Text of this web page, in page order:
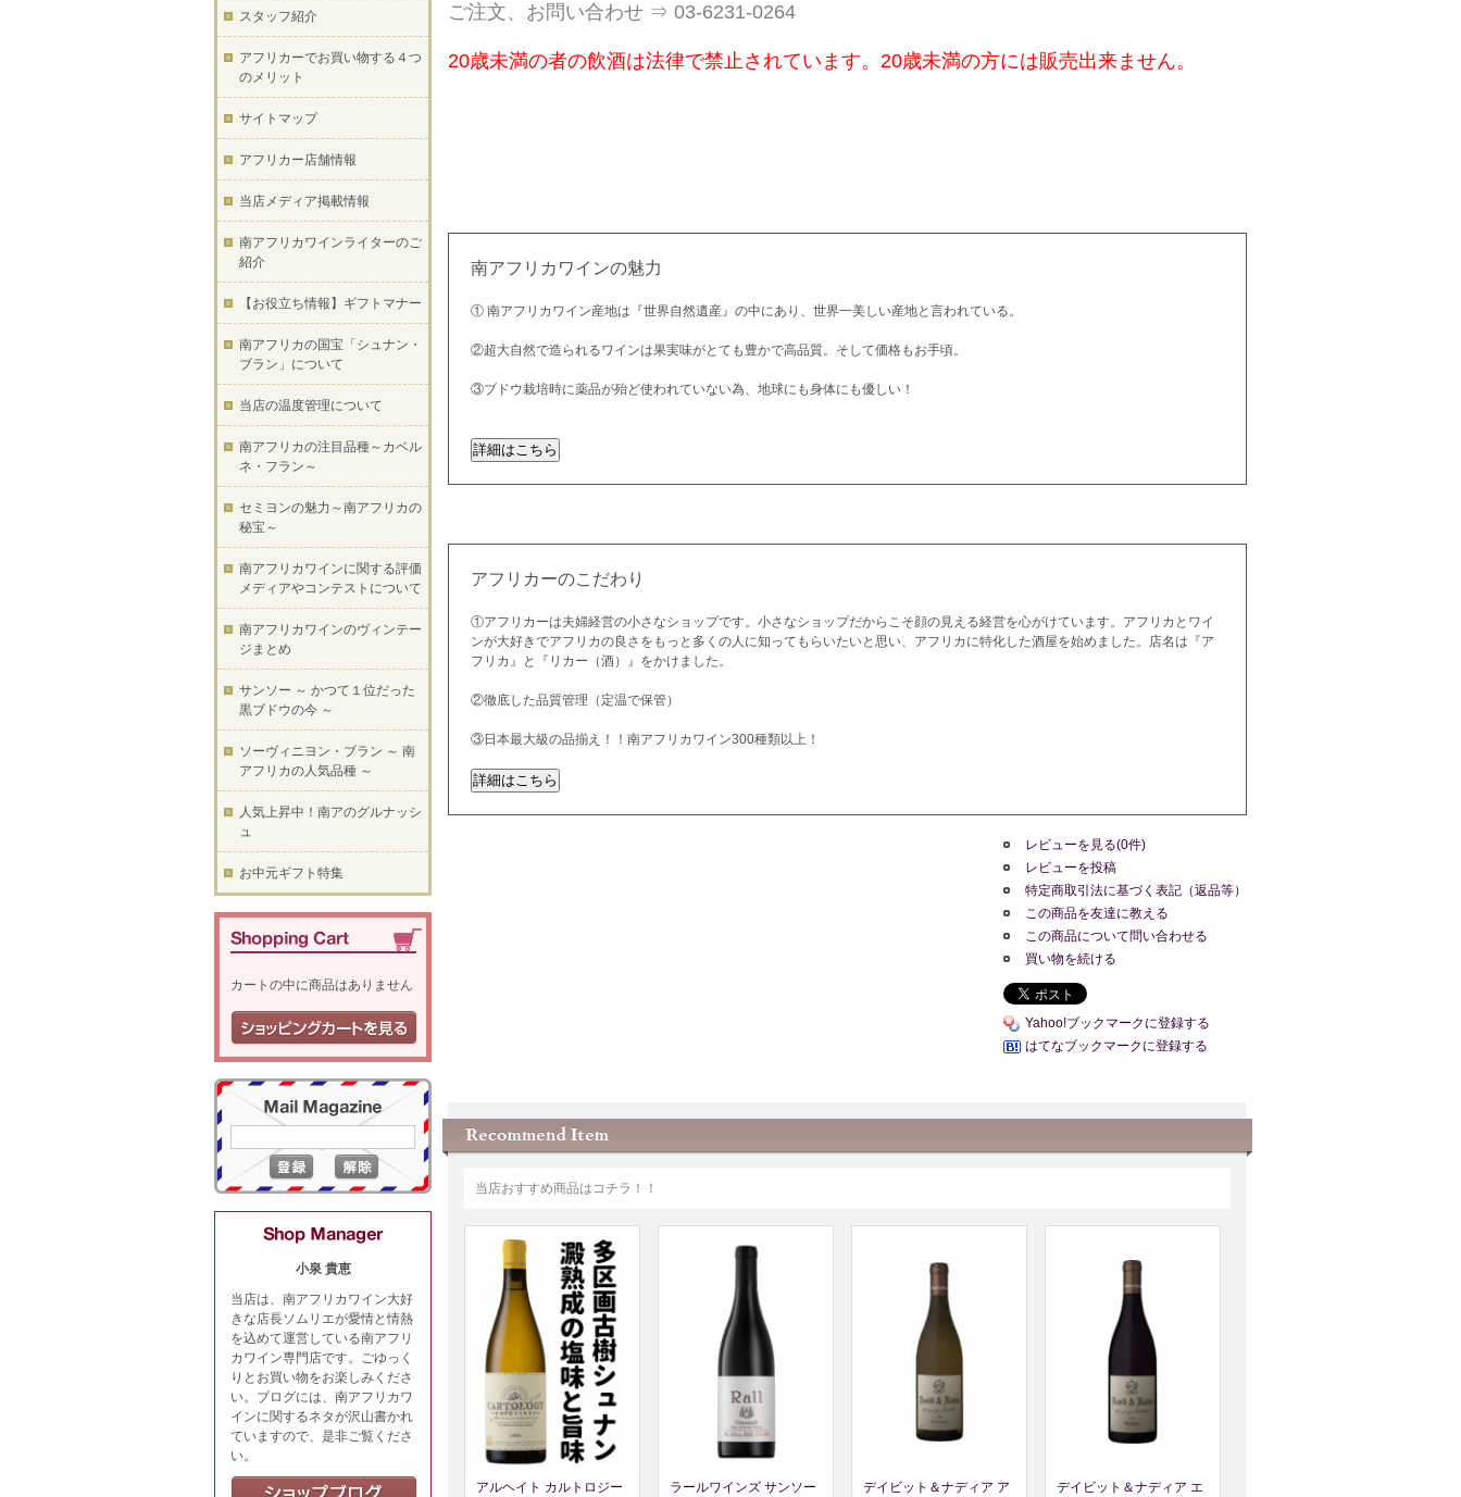
ご注文、お問い合わせ ⇒ 03-6231-0264
20歳未満の者の飲酒は法律で禁止されています。20歳未満の方には販売出来ません。
南アフリカワインの魅力
① 南アフリカワイン産地は『世界自然遺産』の中にあり、世界一美しい産地と言われている。
②超大自然で造られるワインは果実味がとても豊かで高品質。そして価格もお手頃。
③ブドウ栽培時に薬品が殆ど使われていない為、地球にも身体にも優しい！
アフリカーのこだわり
①アフリカーは夫婦経営の小さなショップです。小さなショップだからこそ顔の見える経営を心がけています。アフリカとワイ
ンが大好きでアフリカの良さをもっと多くの人に知ってもらいたいと思い、アフリカに特化した酒屋を始めました。店名は『ア
フリカ』と『リカー（酒）』をかけました。
②徹底した品質管理（定温で保管）
③日本最大級の品揃え！！南アフリカワイン300種類以上！
レビューを見る(0件)
レビューを投稿
特定商取引法に基づく表記（返品等）
この商品を友達に教える
この商品について問い合わせる
買い物を続ける
Yahoo!ブックマークに登録する
はてなブックマークに登録する
当店おすすめ商品はコチラ！！
アルヘイト カルトロジー ラールワインズ サンソー デイビット＆ナディア ア デイビット＆ナディア エ
スタッフ紹介
アフリカーでお買い物する４つ
のメリット
サイトマップ
アフリカー店舗情報
当店メディア掲載情報
南アフリカワインライターのご
紹介
【お役立ち情報】ギフトマナー
南アフリカの国宝「シュナン・
ブラン」について
当店の温度管理について
南アフリカの注目品種～カベル
ネ・フラン～
セミヨンの魅力～南アフリカの
秘宝～
南アフリカワインに関する評価
メディアやコンテストについて
南アフリカワインのヴィンテー
ジまとめ
サンソー ～ かつて１位だった
黒ブドウの今 ～
ソーヴィニヨン・ブラン ～ 南
アフリカの人気品種 ～
人気上昇中！南アのグルナッシ
ュ
お中元ギフト特集
カートの中に商品はありません
小泉 貴恵
当店は、南アフリカワイン大好
きな店長ソムリエが愛情と情熱
を込めて運営している南アフリ
カワイン専門店です。ごゆっく
りとお買い物をお楽しみくださ
い。ブログには、南アフリカワ
インに関するネタが沢山書かれ
ていますので、是非ご覧くださ
い。